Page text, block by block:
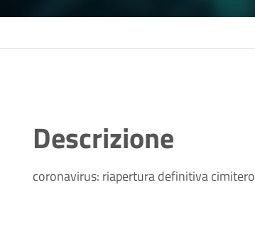
Descrizione
coronavirus: riapertura definitiva cimitero